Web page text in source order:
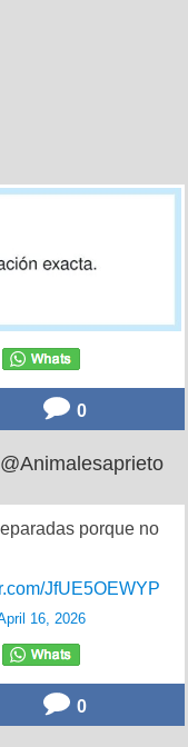
0
porque no
JfUE5OEWYP
16, 2026
0